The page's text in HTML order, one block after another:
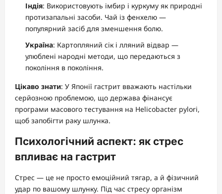
Індія: Використовують імбир і куркуму як природні
протизапальні засоби. Чай із фенхелю —
популярний засіб для зменшення болю.
Україна: Картопляний сік і лляний відвар —
улюблені народні методи, що передаються з
покоління в покоління.
Цікаво знати: У Японії гастрит вважають настільки
серйозною проблемою, що держава фінансує
програми масового тестування на Helicobacter pylori,
щоб запобігти раку шлунка.
Психологічний аспект: як стрес
впливає на гастрит
Стрес — це не просто емоційний тягар, а й фізичний
удар по вашому шлунку. Під час стресу організм